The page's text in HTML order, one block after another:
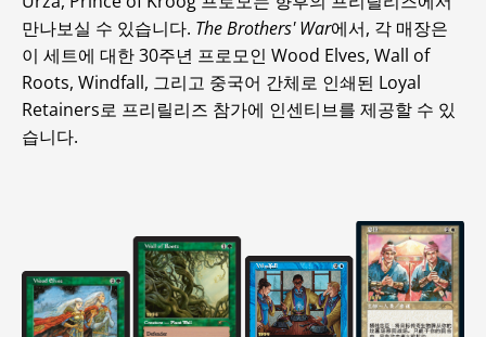
만나보실 수 있습니다. The Brothers' War에서, 각 매장은
이 세트에 대한 30주년 프로모인 Wood Elves, Wall of
Roots, Windfall, 그리고 중국어 간체로 인쇄된 Loyal
Retainers로 프리릴리즈 참가에 인센티브를 제공할 수 있
습니다.